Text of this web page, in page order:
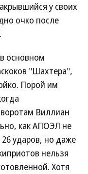
у своих
очко после
основном
"Шахтера",
Порой им
Виллиан
как АПОЭЛ не
ударов, но даже
нельзя
Хотя